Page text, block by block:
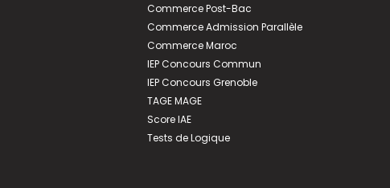
Commerce Post-Bac
Commerce Admission Parallèle
Commerce Maroc
IEP Concours Commun
IEP Concours Grenoble
TAGE MAGE
Score IAE
Tests de Logique